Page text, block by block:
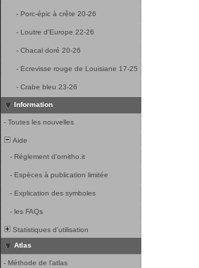
- Porc-épic à crête 20-26
- Loutre d'Europe 22-26
- Chacal doré 20-26
- Ecrevisse rouge de Louisiane 17-25
- Crabe bleu 23-26
Information
- Toutes les nouvelles
Aide
- Réglement d'ornitho.it
- Espèces à publication limitée
- Explication des symboles
- les FAQs
Statistiques d'utilisation
Atlas
- Méthode de l'atlas